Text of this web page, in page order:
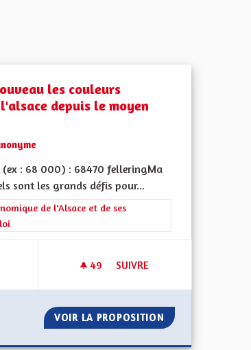
SÉCURITÉ SOCIALE
RÉGIME DE SÉCURITÉ SOCIALE
les couleurs
depuis le moyen
(ex : 68 000) : 68470 felleringMa
sont les grands défis pour...
de la catégorie : L'attractivité économique de l'Alsace
de l'Alsace et de ses
49 49 ABONNÉS
SUIVRE
VOIR LA PROPOSITION AUTORISER À